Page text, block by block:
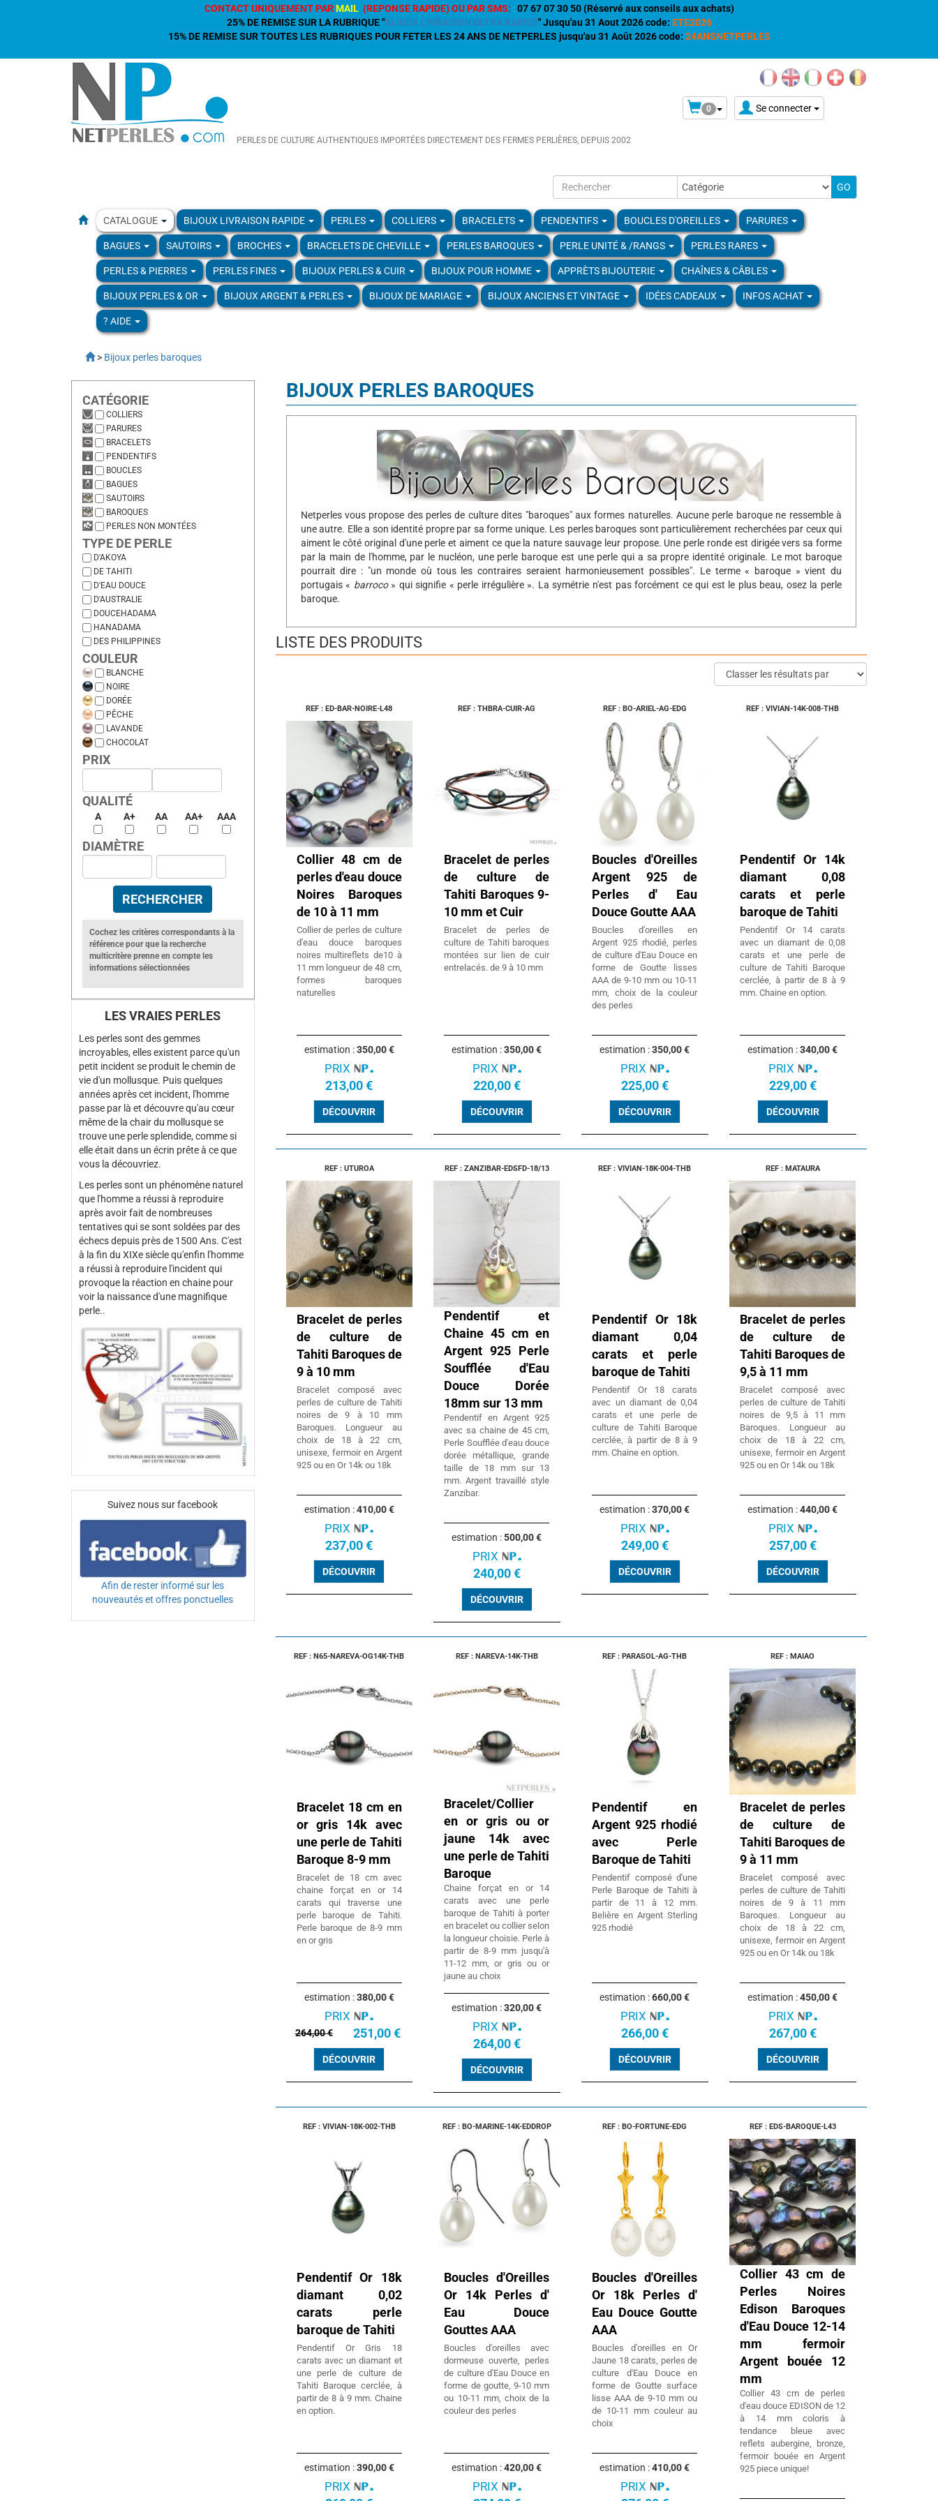
CONTACT UNIQUEMENT PAR MAIL (REPONSE RAPIDE) OU PAR SMS: : 07 67 07 30 50 (Réservé aux conseils aux achats)
25% DE REMISE SUR LA RUBRIQUE "BIJOUX LIVRAISON ULTRA RAPIDE" Jusqu'au 31 Aout 2026 code: ETE2026
15% DE REMISE SUR TOUTES LES RUBRIQUES POUR FETER LES 24 ANS DE NETPERLES jusqu'au 31 Août 2026 code: 24ANSNETPERLES
PERLES DE CULTURE AUTHENTIQUES IMPORTÉES DIRECTEMENT DES FERMES PERLIÈRES, DEPUIS 2002
Se connecter
0
CATALOGUE BIJOUX LIVRAISON RAPIDE PERLES COLLIERS BRACELETS PENDENTIFS BOUCLES D'OREILLES PARURES
BAGUES SAUTOIRS BROCHES BRACELETS DE CHEVILLE PERLES BAROQUES PERLE UNITÉ & /RANGS PERLES RARES
PERLES & PIERRES PERLES FINES BIJOUX PERLES & CUIR BIJOUX POUR HOMME APPRÈTS BIJOUTERIE CHAÎNES & CÂBLES
BIJOUX PERLES & OR BIJOUX ARGENT & PERLES BIJOUX DE MARIAGE BIJOUX ANCIENS ET VINTAGE IDÉES CADEAUX INFOS ACHAT
? AIDE
> Bijoux perles baroques
CATÉGORIE
COLLIERS
PARURES
BRACELETS
PENDENTIFS
BOUCLES
BAGUES
SAUTOIRS
BAROQUES
PERLES NON MONTÉES
TYPE DE PERLE
D'AKOYA
DE TAHITI
D'EAU DOUCE
D'AUSTRALIE
DOUCEHADAMA
HANADAMA
DES PHILIPPINES
COULEUR
BLANCHE
NOIRE
DORÉE
PÊCHE
LAVANDE
CHOCOLAT
PRIX
QUALITÉ
A A+ AA AA+ AAA
DIAMÈTRE
Cochez les critères correspondants à la
référence pour que la recherche
multicritère prenne en compte les
informations sélectionnées
LES VRAIES PERLES
Les perles sont des gemmes
incroyables, elles existent parce qu'un
petit incident se produit le chemin de
vie d'un mollusque. Puis quelques
années après cet incident, l'homme
passe par là et découvre qu'au cœur
même de la chair du mollusque se
trouve une perle splendide, comme si
elle était dans un écrin prête à ce que
vous la découvriez.
Les perles sont un phénomène naturel
que l'homme a réussi à reproduire
après avoir fait de nombreuses
tentatives qui se sont soldées par des
échecs depuis près de 1500 Ans. C'est
à la fin du XIXe siècle qu'enfin l'homme
a réussi à reproduire l'incident qui
provoque la réaction en chaine pour
voir la naissance d'une magnifique
perle..
Suivez nous sur facebook
Afin de rester informé sur les
nouveautés et offres ponctuelles
BIJOUX PERLES BAROQUES
Netperles vous propose des perles de culture dites "baroques" aux formes naturelles. Aucune perle baroque ne ressemble à
une autre. Elle a son identité propre par sa forme unique. Les perles baroques sont particulièrement recherchées par ceux qui
aiment le côté original d'une perle et aiment ce que la nature sauvage leur propose. Une perle ronde est dirigée vers sa forme
par la main de l'homme, par le nucléon, une perle baroque est une perle qui a sa propre identité originale. Le mot baroque
pourrait dire : "un monde où tous les contraires seraient harmonieusement possibles". Le terme « baroque » vient du
portugais« barroco» qui signifie « perle irrégulière ». La symétrie n'est pas forcément ce qui est le plus beau, osez la perle
baroque.
LISTE DES PRODUITS
REF : ED-BAR-NOIRE-L48
Collier 48 cm de
perles d'eau douce
Noires Baroques
de 10 à 11 mm
Collier de perles de culture
d'eau douce baroques
noires multireflets de10 à
11 mm longueur de 48 cm,
formes baroques
naturelles
estimation :350,00 €
PRIX
213,00 €
DÉCOUVRIR
REF : THBRA-CUIR-AG
Bracelet de perles
de culture de
Tahiti Baroques 9-
10 mm et Cuir
Bracelet de perles de
culture de Tahiti baroques
montées sur lien de cuir
entrelacés. de 9 à 10 mm
estimation :350,00 €
PRIX
220,00 €
DÉCOUVRIR
REF : BO-ARIEL-AG-EDG
Boucles d'Oreilles
Argent 925 de
Perles d' Eau
Douce Goutte AAA
Boucles d'oreilles en
Argent 925 rhodié, perles
de culture d'Eau Douce en
forme de Goutte lisses
AAA de 9-10 mm ou 10-11
mm, choix de la couleur
des perles
estimation :350,00 €
PRIX
225,00 €
DÉCOUVRIR
REF : VIVIAN-14K-008-THB
Pendentif Or 14k
diamant 0,08
carats et perle
baroque de Tahiti
Pendentif Or 14 carats
avec un diamant de 0,08
carats et une perle de
culture de Tahiti Baroque
cerclée, à partir de 8 à 9
mm. Chaine en option.
estimation :340,00 €
PRIX
229,00 €
DÉCOUVRIR
REF : UTUROA
Bracelet de perles
de culture de
Tahiti Baroques de
9 à 10 mm
Bracelet composé avec
perles de culture de Tahiti
noires de 9 à 10 mm
Baroques. Longueur au
choix de 18 à 22 cm,
unisexe, fermoir en Argent
925 ou en Or 14k ou 18k
estimation :410,00 €
PRIX
237,00 €
DÉCOUVRIR
REF : ZANZIBAR-EDSFD-18/13
Pendentif et
Chaine 45 cm en
Argent 925 Perle
Soufflée d'Eau
Douce Dorée
18mm sur 13 mm
Pendentif en Argent 925
avec sa chaine de 45 cm,
Perle Soufflée d'eau douce
dorée métallique, grande
taille de 18 mm sur 13
mm. Argent travaillé style
Zanzibar.
estimation :500,00 €
PRIX
240,00 €
DÉCOUVRIR
REF : VIVIAN-18K-004-THB
Pendentif Or 18k
diamant 0,04
carats et perle
baroque de Tahiti
Pendentif Or 18 carats
avec un diamant de 0,04
carats et une perle de
culture de Tahiti Baroque
cerclée, à partir de 8 à 9
mm. Chaine en option.
estimation :370,00 €
PRIX
249,00 €
DÉCOUVRIR
REF : MATAURA
Bracelet de perles
de culture de
Tahiti Baroques de
9,5 à 11 mm
Bracelet composé avec
perles de culture de Tahiti
noires de 9,5 à 11 mm
Baroques. Longueur au
choix de 18 à 22 cm,
unisexe, fermoir en Argent
925 ou en Or 14k ou 18k
estimation :440,00 €
PRIX
257,00 €
DÉCOUVRIR
REF : N65-NAREVA-OG14K-THB
Bracelet 18 cm en
or gris 14k avec
une perle de Tahiti
Baroque 8-9 mm
Bracelet de 18 cm avec
chaine forçat en or 14
carats qui traverse une
perle baroque de Tahiti.
Perle baroque de 8-9 mm
en or gris
estimation :380,00 €
PRIX
264,00 € 251,00 €
DÉCOUVRIR
REF : NAREVA-14K-THB
Bracelet/Collier
en or gris ou or
jaune 14k avec
une perle de Tahiti
Baroque
Chaine forçat en or 14
carats avec une perle
baroque de Tahiti à porter
en bracelet ou collier selon
la longueur choisie. Perle à
partir de 8-9 mm jusqu'à
11-12 mm, or gris ou or
jaune au choix
estimation :320,00 €
PRIX
264,00 €
DÉCOUVRIR
REF : PARASOL-AG-THB
Pendentif en
Argent 925 rhodié
avec Perle
Baroque de Tahiti
Pendentif composé d'une
Perle Baroque de Tahiti à
partir de 11 à 12 mm.
Belière en Argent Sterling
925 rhodié
estimation :660,00 €
PRIX
266,00 €
DÉCOUVRIR
REF : MAIAO
Bracelet de perles
de culture de
Tahiti Baroques de
9 à 11 mm
Bracelet composé avec
perles de culture de Tahiti
noires de 9 à 11 mm
Baroques. Longueur au
choix de 18 à 22 cm,
unisexe, fermoir en Argent
925 ou en Or 14k ou 18k
estimation :450,00 €
PRIX
267,00 €
DÉCOUVRIR
REF : VIVIAN-18K-002-THB
Pendentif Or 18k
diamant 0,02
carats perle
baroque de Tahiti
Pendentif Or Gris 18
carats avec un diamant et
une perle de culture de
Tahiti Baroque cerclée, à
partir de 8 à 9 mm. Chaine
en option.
estimation :390,00 €
PRIX
REF : BO-MARINE-14K-EDDROP
Boucles d'Oreilles
Or 14k Perles d'
Eau Douce
Gouttes AAA
Boucles d'oreilles avec
dormeuse ouverte, perles
de culture d'Eau Douce en
forme de goutte, 9-10 mm
ou 10-11 mm, choix de la
couleur des perles
estimation :420,00 €
PRIX
REF : BO-FORTUNE-EDG
Boucles d'Oreilles
Or 18k Perles d'
Eau Douce Goutte
AAA
Boucles d'oreilles en Or
Jaune 18 carats, perles de
culture d'Eau Douce en
forme de Goutte surface
lisse AAA de 9-10 mm ou
de 10-11 mm couleur au
choix
estimation :410,00 €
PRIX
REF : EDS-BAROQUE-L43
Collier 43 cm de
Perles Noires
Edison Baroques
d'Eau Douce 12-14
mm fermoir
Argent bouée 12
mm
Collier 43 cm de perles
d'eau douce EDISON de 12
à 14 mm coloris à
tendance bleue avec
reflets aubergine, bronze,
fermoir bouée en Argent
925 piece unique!